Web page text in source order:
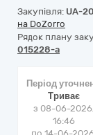
Закупівля: UA-
на DoZorro
Рядок плану
015228-a
Період
Триває
з 08-06-
16:46